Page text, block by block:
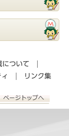
について
リンク集